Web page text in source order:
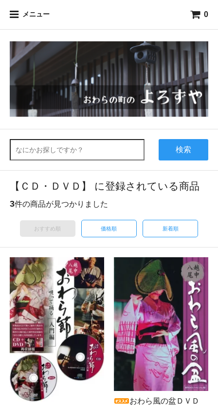
メニュー 0
検索
【ＣＤ・ＤＶＤ】 に登録されている商品
3件の商品が見つかりました
おすすめ順 価格順 新着順
おわら風の盆ＤＶＤ